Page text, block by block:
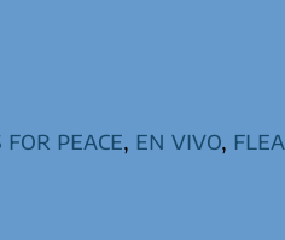
for peace en vivo, flea